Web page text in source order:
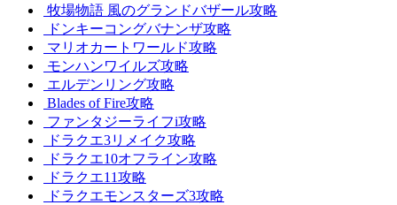
牧場物語 風のグランドバザール攻略
ドンキーコングバナンザ攻略
マリオカートワールド攻略
モンハンワイルズ攻略
エルデンリング攻略
Blades of Fire攻略
ファンタジーライフi攻略
ドラクエ3リメイク攻略
ドラクエ10オフライン攻略
ドラクエ11攻略
ドラクエモンスターズ3攻略